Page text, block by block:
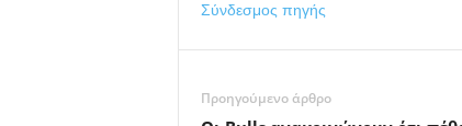
Σύνδεσμος πηγής
Προηγούμενο άρθρο